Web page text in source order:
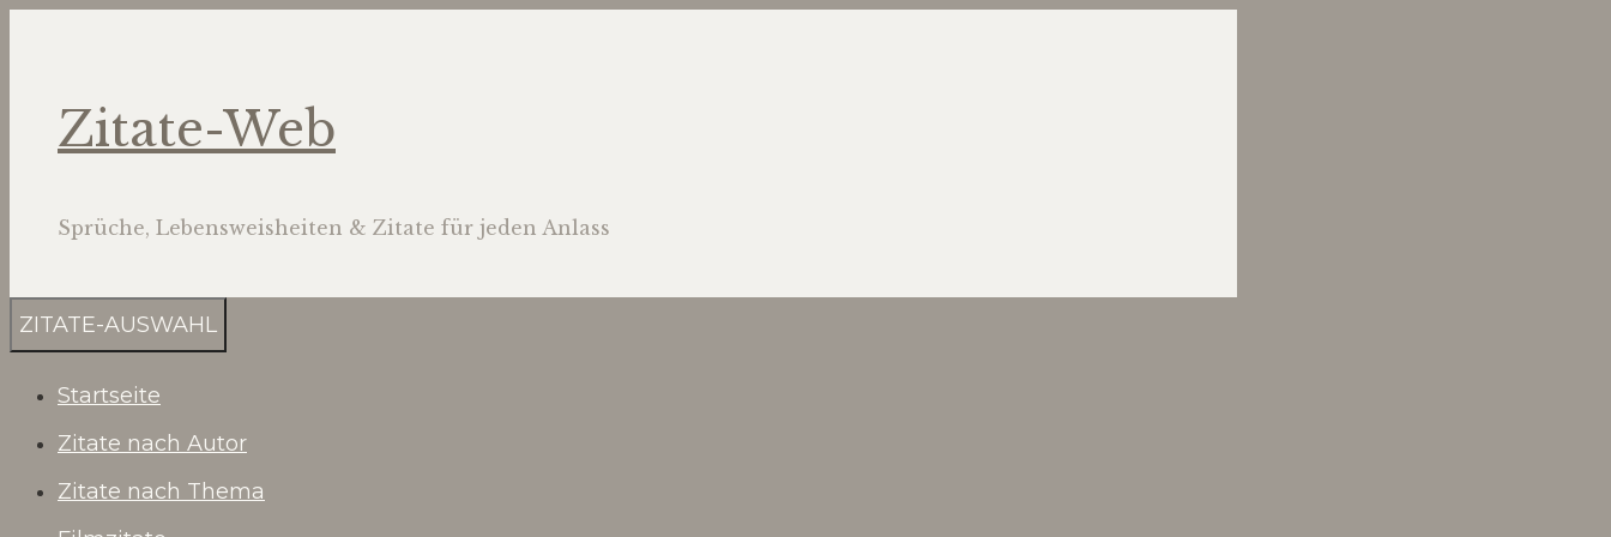
Zitate-Web
Sprüche, Lebensweisheiten & Zitate für jeden Anlass
ZITATE-AUSWAHL
Startseite
Zitate nach Autor
Zitate nach Thema